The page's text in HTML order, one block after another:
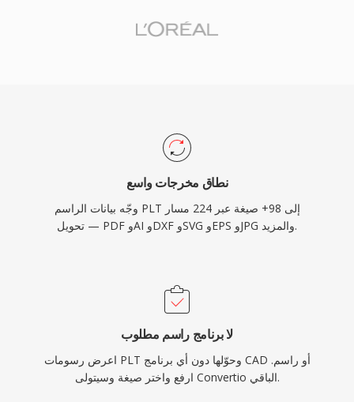
نطاق مخرجات واسع
وجّه بيانات الراسم PLT إلى 98+ صيغة عبر 224 مسار
تحويل — PDF وAI وDXF وSVG وEPS وJPG والمزيد.
لا برنامج راسم مطلوب
اعرض رسومات PLT وحوّلها دون أي برنامج CAD أو راسم.
ارفع واختر صيغة وسيتولى Convertio الباقي.